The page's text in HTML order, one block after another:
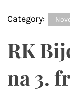
Category:
RK
na 3.